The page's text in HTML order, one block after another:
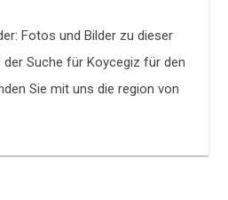
Fotos und Bilder zu dieser
Suche für Koycegiz für den
Sie mit uns die region von